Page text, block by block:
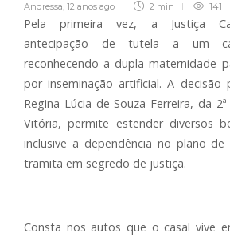
Andressa, 12 anos ago 2 min 141
Pela primeira vez, a Justiça
antecipação de tutela a um
reconhecendo a dupla maternidade
por inseminação artificial. A decisão
Regina Lúcia de Souza Ferreira, da
Vitória, permite estender diversos
inclusive a dependência no plano de
tramita em segredo de justiça.
Consta nos autos que o casal vive